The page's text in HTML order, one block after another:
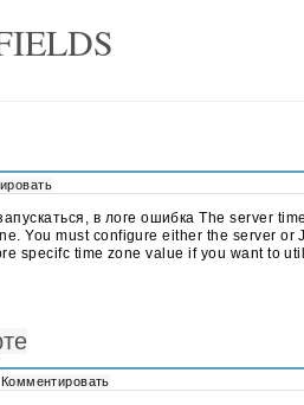
в логе ошибка The server
You must configure either the server or
specifc time zone value if you want to
Комментировать